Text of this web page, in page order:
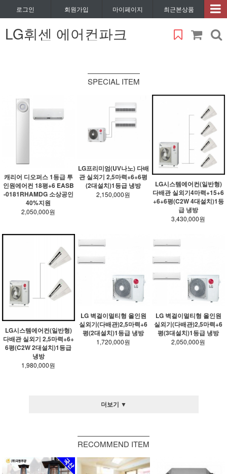
로그인 회원가입 마이페이지 최근본상품
LG휘센 에어컨파크
SPECIAL ITEM
캐리어 디오퍼스 1등급 투
인원에어컨 18평+6 EASB
-0181RHAMDG 소상공인
40%지원
2,050,000원
LG프리미엄(UV나노) 다배
관 실외기 2,5마력+6+6평
(2대설치)1등급 냉방
2,150,000원
LG시스템에어컨(일반형)
다배관 실외기4마력+15+6
+6+6평(C2W 4대설치)1등
급 냉방
3,430,000원
LG시스템에어컨(일반형)
다배관 실외기 2,5마력+6+
6평(C2W 2대설치)1등급
냉방
1,980,000원
LG 벽걸이멀티형 올인원
실외기(다배관)2,5마력+6
평(2대설치)1등급 냉방
1,720,000원
LG 벽걸이멀티형 올인원
실외기(다배관)2,5마력+6
평(3대설치)1등급 냉방
2,050,000원
더보기 ▼
RECOMMEND ITEM